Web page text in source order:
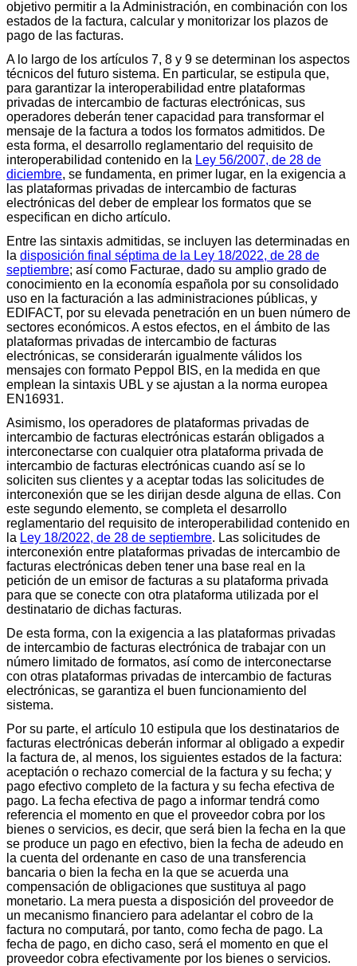
objetivo permitir a la Administración, en combinación con los
estados de la factura, calcular y monitorizar los plazos de
pago de las facturas.
A lo largo de los artículos 7, 8 y 9 se determinan los aspectos
técnicos del futuro sistema. En particular, se estipula que,
para garantizar la interoperabilidad entre plataformas
privadas de intercambio de facturas electrónicas, sus
operadores deberán tener capacidad para transformar el
mensaje de la factura a todos los formatos admitidos. De
esta forma, el desarrollo reglamentario del requisito de
interoperabilidad contenido en la Ley 56/2007, de 28 de
diciembre, se fundamenta, en primer lugar, en la exigencia a
las plataformas privadas de intercambio de facturas
electrónicas del deber de emplear los formatos que se
especifican en dicho artículo.
Entre las sintaxis admitidas, se incluyen las determinadas en
la disposición final séptima de la Ley 18/2022, de 28 de
septiembre; así como Facturae, dado su amplio grado de
conocimiento en la economía española por su consolidado
uso en la facturación a las administraciones públicas, y
EDIFACT, por su elevada penetración en un buen número de
sectores económicos. A estos efectos, en el ámbito de las
plataformas privadas de intercambio de facturas
electrónicas, se considerarán igualmente válidos los
mensajes con formato Peppol BIS, en la medida en que
emplean la sintaxis UBL y se ajustan a la norma europea
EN16931.
Asimismo, los operadores de plataformas privadas de
intercambio de facturas electrónicas estarán obligados a
interconectarse con cualquier otra plataforma privada de
intercambio de facturas electrónicas cuando así se lo
soliciten sus clientes y a aceptar todas las solicitudes de
interconexión que se les dirijan desde alguna de ellas. Con
este segundo elemento, se completa el desarrollo
reglamentario del requisito de interoperabilidad contenido en
la Ley 18/2022, de 28 de septiembre. Las solicitudes de
interconexión entre plataformas privadas de intercambio de
facturas electrónicas deben tener una base real en la
petición de un emisor de facturas a su plataforma privada
para que se conecte con otra plataforma utilizada por el
destinatario de dichas facturas.
De esta forma, con la exigencia a las plataformas privadas
de intercambio de facturas electrónica de trabajar con un
número limitado de formatos, así como de interconectarse
con otras plataformas privadas de intercambio de facturas
electrónicas, se garantiza el buen funcionamiento del
sistema.
Por su parte, el artículo 10 estipula que los destinatarios de
facturas electrónicas deberán informar al obligado a expedir
la factura de, al menos, los siguientes estados de la factura:
aceptación o rechazo comercial de la factura y su fecha; y
pago efectivo completo de la factura y su fecha efectiva de
pago. La fecha efectiva de pago a informar tendrá como
referencia el momento en que el proveedor cobra por los
bienes o servicios, es decir, que será bien la fecha en la que
se produce un pago en efectivo, bien la fecha de adeudo en
la cuenta del ordenante en caso de una transferencia
bancaria o bien la fecha en la que se acuerda una
compensación de obligaciones que sustituya al pago
monetario. La mera puesta a disposición del proveedor de
un mecanismo financiero para adelantar el cobro de la
factura no computará, por tanto, como fecha de pago. La
fecha de pago, en dicho caso, será el momento en que el
proveedor cobra efectivamente por los bienes o servicios.